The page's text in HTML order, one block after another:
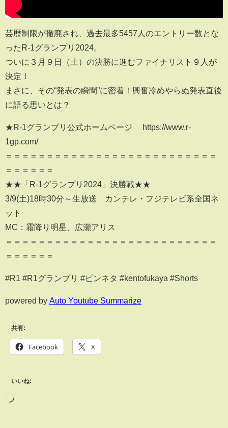
芸歴制限が撤廃され、過去最多5457人のエントリー数とな
ったR-1グランプリ2024。
ついに３月９日（土）の決勝に進むファイナリスト９人が
決定！
まさに、その“発表の瞬間”に密着！興奮冷めやらぬ発表直後
に語る思いとは？
★R-1グランプリ公式ホームページ https://www.r-
1gp.com/
＝＝＝＝＝＝＝＝＝＝＝＝＝＝＝＝＝＝＝＝＝＝＝＝＝＝
＝＝＝＝＝＝
★★「R-1グランプリ2024」決勝戦★★
3/9(土)18時30分～生放送 カンテレ・フジテレビ系全国ネ
ット
MC：霜降り明星、広瀬アリス
＝＝＝＝＝＝＝＝＝＝＝＝＝＝＝＝＝＝＝＝＝＝＝＝＝＝
＝＝＝＝＝＝
#R1 #R1グランプリ #ピンネタ #kentofukaya #Shorts
powered by Auto Youtube Summarize
共有:
Facebook X
いいね: